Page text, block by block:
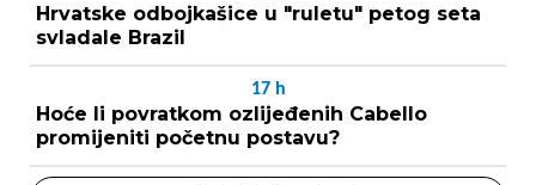
Hrvatske odbojkašice u "ruletu" petog seta
svladale Brazil
17 h
Hoće li povratkom ozlijeđenih Cabello
promijeniti početnu postavu?